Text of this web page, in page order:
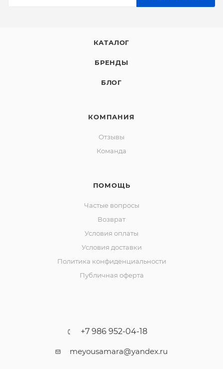
КАТАЛОГ
БРЕНДЫ
БЛОГ
КОМПАНИЯ
Отзывы
Команда
ПОМОЩЬ
Частые вопросы
Возврат
Условия оплаты
Условия доставки
Политика конфиденциальности
Публичная оферта
+7 986 952-04-18
meyousamara@yandex.ru